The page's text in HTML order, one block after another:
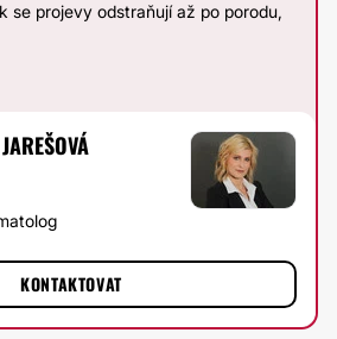
se projevy odstraňují až po porodu,
KONTAKTOVAT